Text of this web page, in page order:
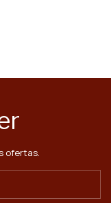
ofertas.